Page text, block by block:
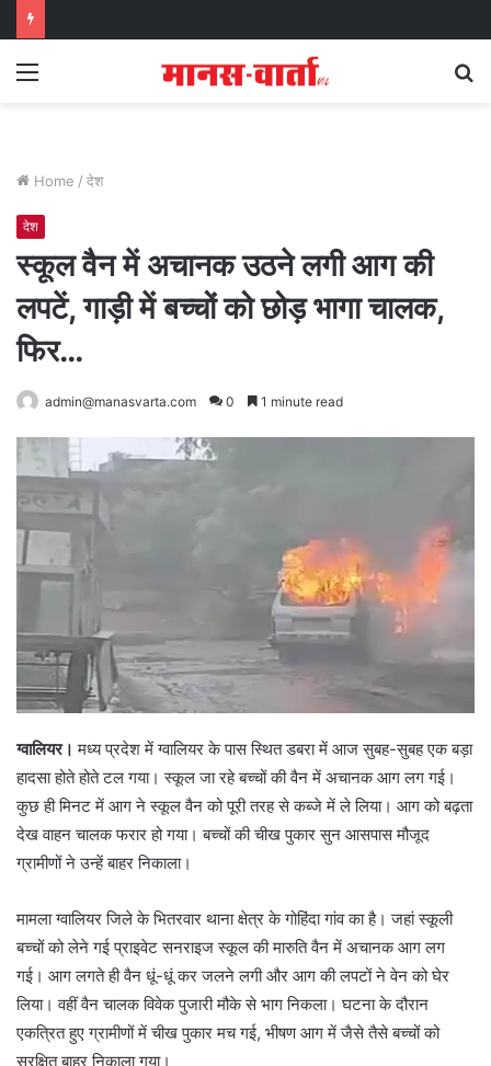
Menu
Home / देश
देश
स्कूल वैन में अचानक उठने लगी आग की
लपटें, गाड़ी में बच्चों को छोड़ भागा चालक,
फिर…
admin@manasvarta.com 0 1 minute read
ग्वालियर।मध्य प्रदेश में ग्वालियर के पास स्थित डबरा में आज सुबह-सुबह एक बड़ा
हादसा होते होते टल गया। स्कूल जा रहे बच्चों की वैन में अचानक आग लग गई।
कुछ ही मिनट में आग ने स्कूल वैन को पूरी तरह से कब्जे में ले लिया। आग को बढ़ता
देख वाहन चालक फरार हो गया। बच्चों की चीख पुकार सुन आसपास मौजूद
ग्रामीणों ने उन्हें बाहर निकाला।
मामला ग्वालियर जिले के भितरवार थाना क्षेत्र के गोहिंदा गांव का है। जहां स्कूली
बच्चों को लेने गई प्राइवेट सनराइज स्कूल की मारुति वैन में अचानक आग लग
गई। आग लगते ही वैन धूं-धूं कर जलने लगी और आग की लपटों ने वेन को घेर
लिया। वहीं वैन चालक विवेक पुजारी मौके से भाग निकला। घटना के दौरान
एकत्रित हुए ग्रामीणों में चीख पुकार मच गई, भीषण आग में जैसे तैसे बच्चों को
सुरक्षित बाहर निकाला गया।